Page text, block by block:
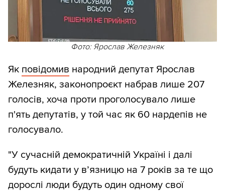
Фото: Ярослав Железняк
Як повідомив народний депутат Ярослав
Железняк, законопроєкт набрав лише 207
голосів, хоча проти проголосувало лише
п'ять депутатів, у той час як 60 нардепів не
голосувало.
"У сучасній демократичній Україні і далі
будуть кидати у вʼязницю на 7 років за те що
дорослі люди будуть один одному свої